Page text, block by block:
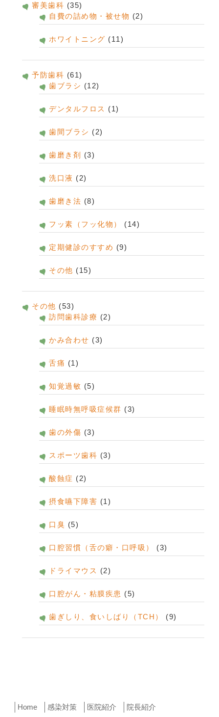
審美歯科 (35)
自費の詰め物・被せ物 (2)
ホワイトニング (11)
予防歯科 (61)
歯ブラシ (12)
デンタルフロス (1)
歯間ブラシ (2)
歯磨き剤 (3)
洗口液 (2)
歯磨き法 (8)
フッ素（フッ化物） (14)
定期健診のすすめ (9)
その他 (15)
その他 (53)
訪問歯科診療 (2)
かみ合わせ (3)
舌痛 (1)
知覚過敏 (5)
睡眠時無呼吸症候群 (3)
歯の外傷 (3)
スポーツ歯科 (3)
酸蝕症 (2)
摂食嚥下障害 (1)
口臭 (5)
口腔習慣（舌の癖・口呼吸） (3)
ドライマウス (2)
口腔がん・粘膜疾患 (5)
歯ぎしり、食いしばり（TCH） (9)
Home 感染対策 医院紹介
院長紹介